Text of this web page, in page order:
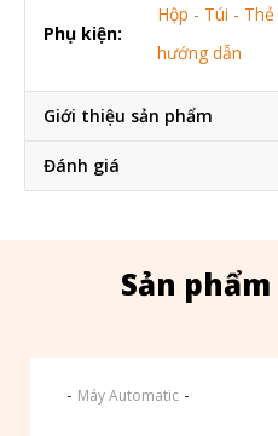
Phụ kiện:
Hộp - Túi -
hướng dẫn
Giới thiệu sản phẩm
Đánh giá
Sản
- Máy Automatic -